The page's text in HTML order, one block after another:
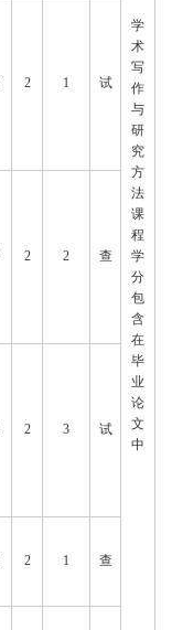
学
术
写
作
与
研
究
方
法
课
程
学
分
包
含
在
毕
业
论
文
中
2 1 试
2 2 查
2 3 试
2 1 查